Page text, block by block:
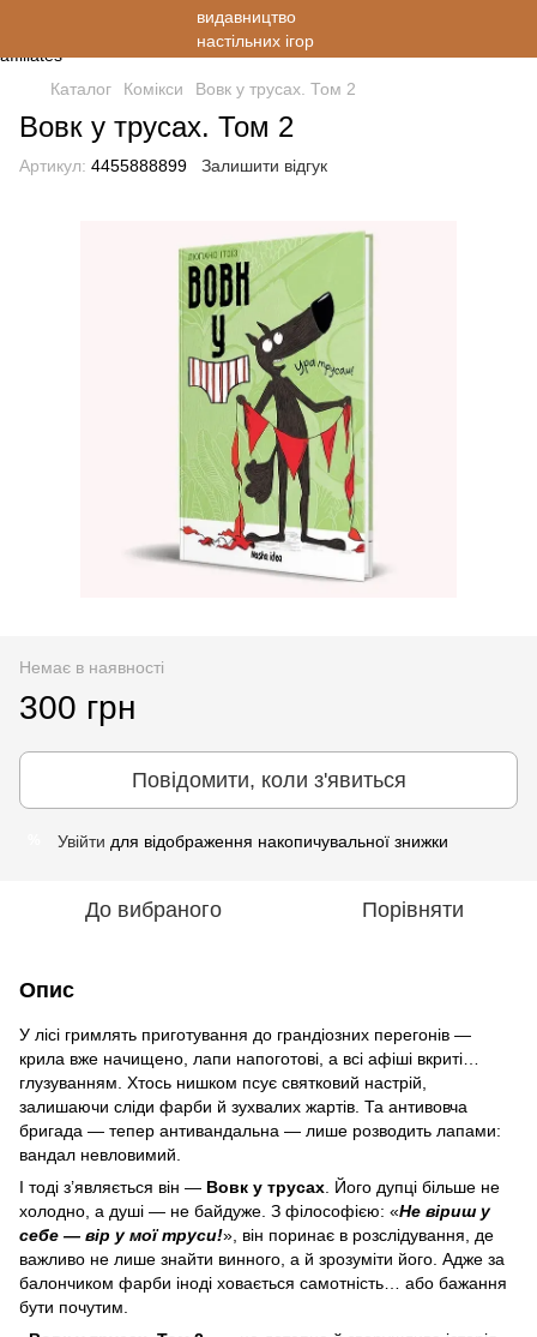
Каталог Комікси Вовк у трусах. Том 2
Вовк у трусах. Том 2
Артикул: 4455888899 Залишити відгук
Немає в наявності
300 грн
Повідомити, коли з'явиться
Увійти для відображення накопичувальної знижки
До вибраного Порівняти
Опис
У лісі гримлять приготування до грандіозних перегонів —
крила вже начищено, лапи напоготові, а всі афіші вкриті…
глузуванням. Хтось нишком псує святковий настрій,
залишаючи сліди фарби й зухвалих жартів. Та антивовча
бригада — тепер антивандальна — лише розводить лапами:
вандал невловимий.
І тоді з’являється він — Вовк у трусах . Його дупці більше не
холодно, а душі — не байдуже. З філософією: «Не віриш у
себе — вір у мої труси!», він поринає в розслідування, де
важливо не лише знайти винного, а й зрозуміти його. Адже за
балончиком фарби іноді ховається самотність… або бажання
бути почутим.